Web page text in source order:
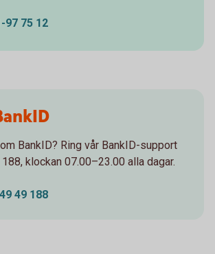
97 75 12
BankID? Ring vår BankID-support
klockan 07.00–23.00 alla dagar.
49 188